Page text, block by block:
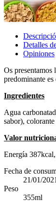
Detalles
Opiniones
Os
predominante
Ingredientes
Agua
sabor),
Valor
Energía
Fecha de
21/01/2021
Peso
355ml